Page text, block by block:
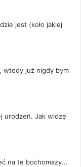
jest (koło jakiej
wtedy już nigdy bym
urodzeń. Jak widzę
na te bochomazy...